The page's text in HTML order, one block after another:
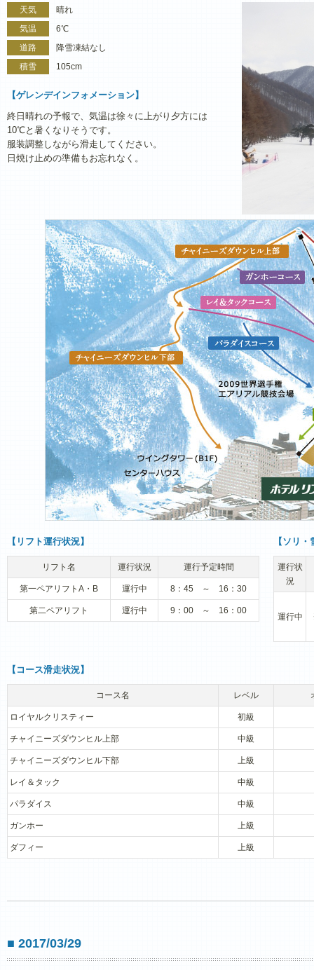
天気
晴れ
気温
6℃
道路
降雪凍結なし
積雪
105cm
【ゲレンデインフォメーション】
終日晴れの予報で、気温は徐々に上がり夕方には
10℃と暑くなりそうです。
服装調整しながら滑走してください。
日焼け止めの準備もお忘れなく。
【リフト運行状況】
リフト名 運行状況 運行予定時間
第一ペアリフトA・B 運行中 8：45 ～ 16：30
第二ペアリフト 運行中 9：00 ～ 16：00
【ソリ
運行状
況
運行中
【コース滑走状況】
コース名 レベル
ロイヤルクリスティー 初級
チャイニーズダウンヒル上部 中級
チャイニーズダウンヒル下部 上級
レイ＆タック 中級
パラダイス 中級
ガンホー 上級
ダフィー 上級
■ 2017/03/29